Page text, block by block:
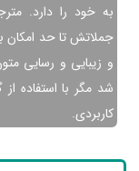
به خود را دارد.
جملاتش تا حد امکان
و زیبایی و رسایی
شد مگر با استفاده
کاربردی.